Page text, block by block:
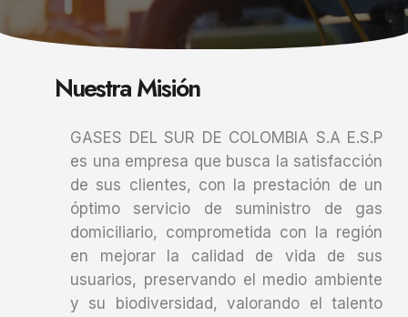
Nuestra Misión
GASES DEL SUR DE COLOMBIA S.A E.S.P
es una empresa que busca la satisfacción
de sus clientes, con la prestación de un
óptimo servicio de suministro de gas
domiciliario, comprometida con la región
en mejorar la calidad de vida de sus
usuarios, preservando el medio ambiente
y su biodiversidad, valorando el talento